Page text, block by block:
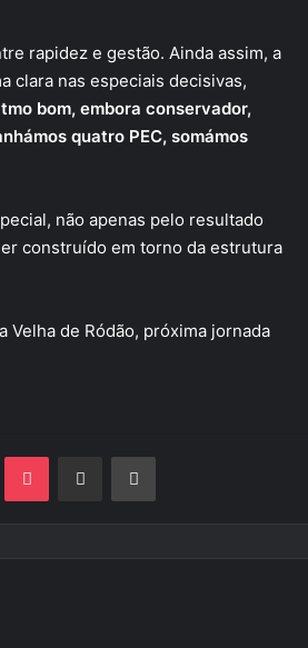
rapidez e gestão. Ainda assim, a
clara nas especiais decisivas,
bom, embora conservador,
quatro PEC, somámos
não apenas pelo resultado
construído em torno da estrutura
Velha de Ródão, próxima jornada
Pocket Partilhar Via Email Imprimir